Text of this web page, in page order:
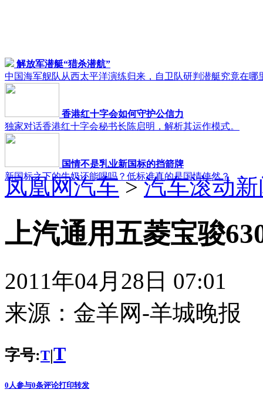
解放军潜艇“猎杀潜航”
中国海军舰队从西太平洋演练归来，自卫队研判潜艇究竟在哪
香港红十字会如何守护公信力
独家对话香港红十字会秘书长陈启明，解析其运作模式。
国情不是乳业新国标的挡箭牌
新国标之下的牛奶还能喝吗？低标准真的是国情使然？
凤凰网汽车>汽车滚动
上汽通用五菱宝骏
2011年04月28日 07:01
来源： 金羊网-羊城晚报
字号:T|T
0 人参与0条评论打印转发